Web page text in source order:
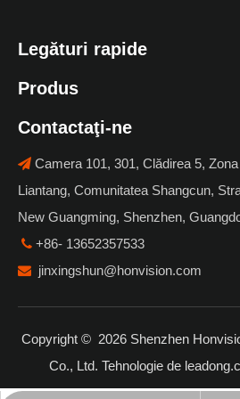
Legături rapide
Produs
Contactaţi-ne
 Camera 101, 301, Clădirea 5,
Liantang, Comunitatea Shangcun,
New Guangming, Shenzhen,
 +86- 13652357533
 jinxingshun@honvision.com
Copyright © 2026 Shenzhen
Co., Ltd. Tehnologie de